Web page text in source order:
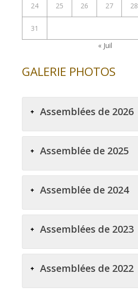
24 25 26 27 28
31
« Juil
GALERIE PHOTOS
Assemblées de 2026
Assemblée de 2025
Assemblée de 2024
Assemblées de 2023
Assemblées de 2022